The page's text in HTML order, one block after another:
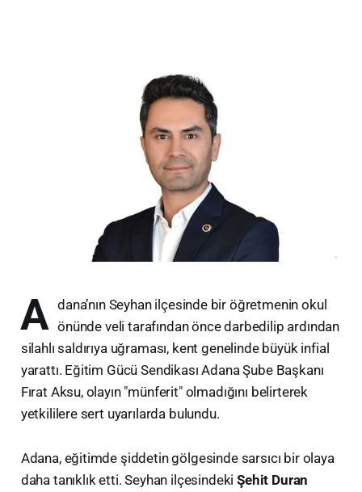
A dana’nın Seyhan ilçesinde bir öğretmenin okul
önünde veli tarafından önce darbedilip ardından
silahlı saldırıya uğraması, kent genelinde büyük infial
yarattı. Eğitim Gücü Sendikası Adana Şube Başkanı
Fırat Aksu, olayın "münferit" olmadığını belirterek
yetkililere sert uyarılarda bulundu.
​Adana, eğitimde şiddetin gölgesinde sarsıcı bir olaya
daha tanıklık etti. Seyhan ilçesindekiŞehit Duran